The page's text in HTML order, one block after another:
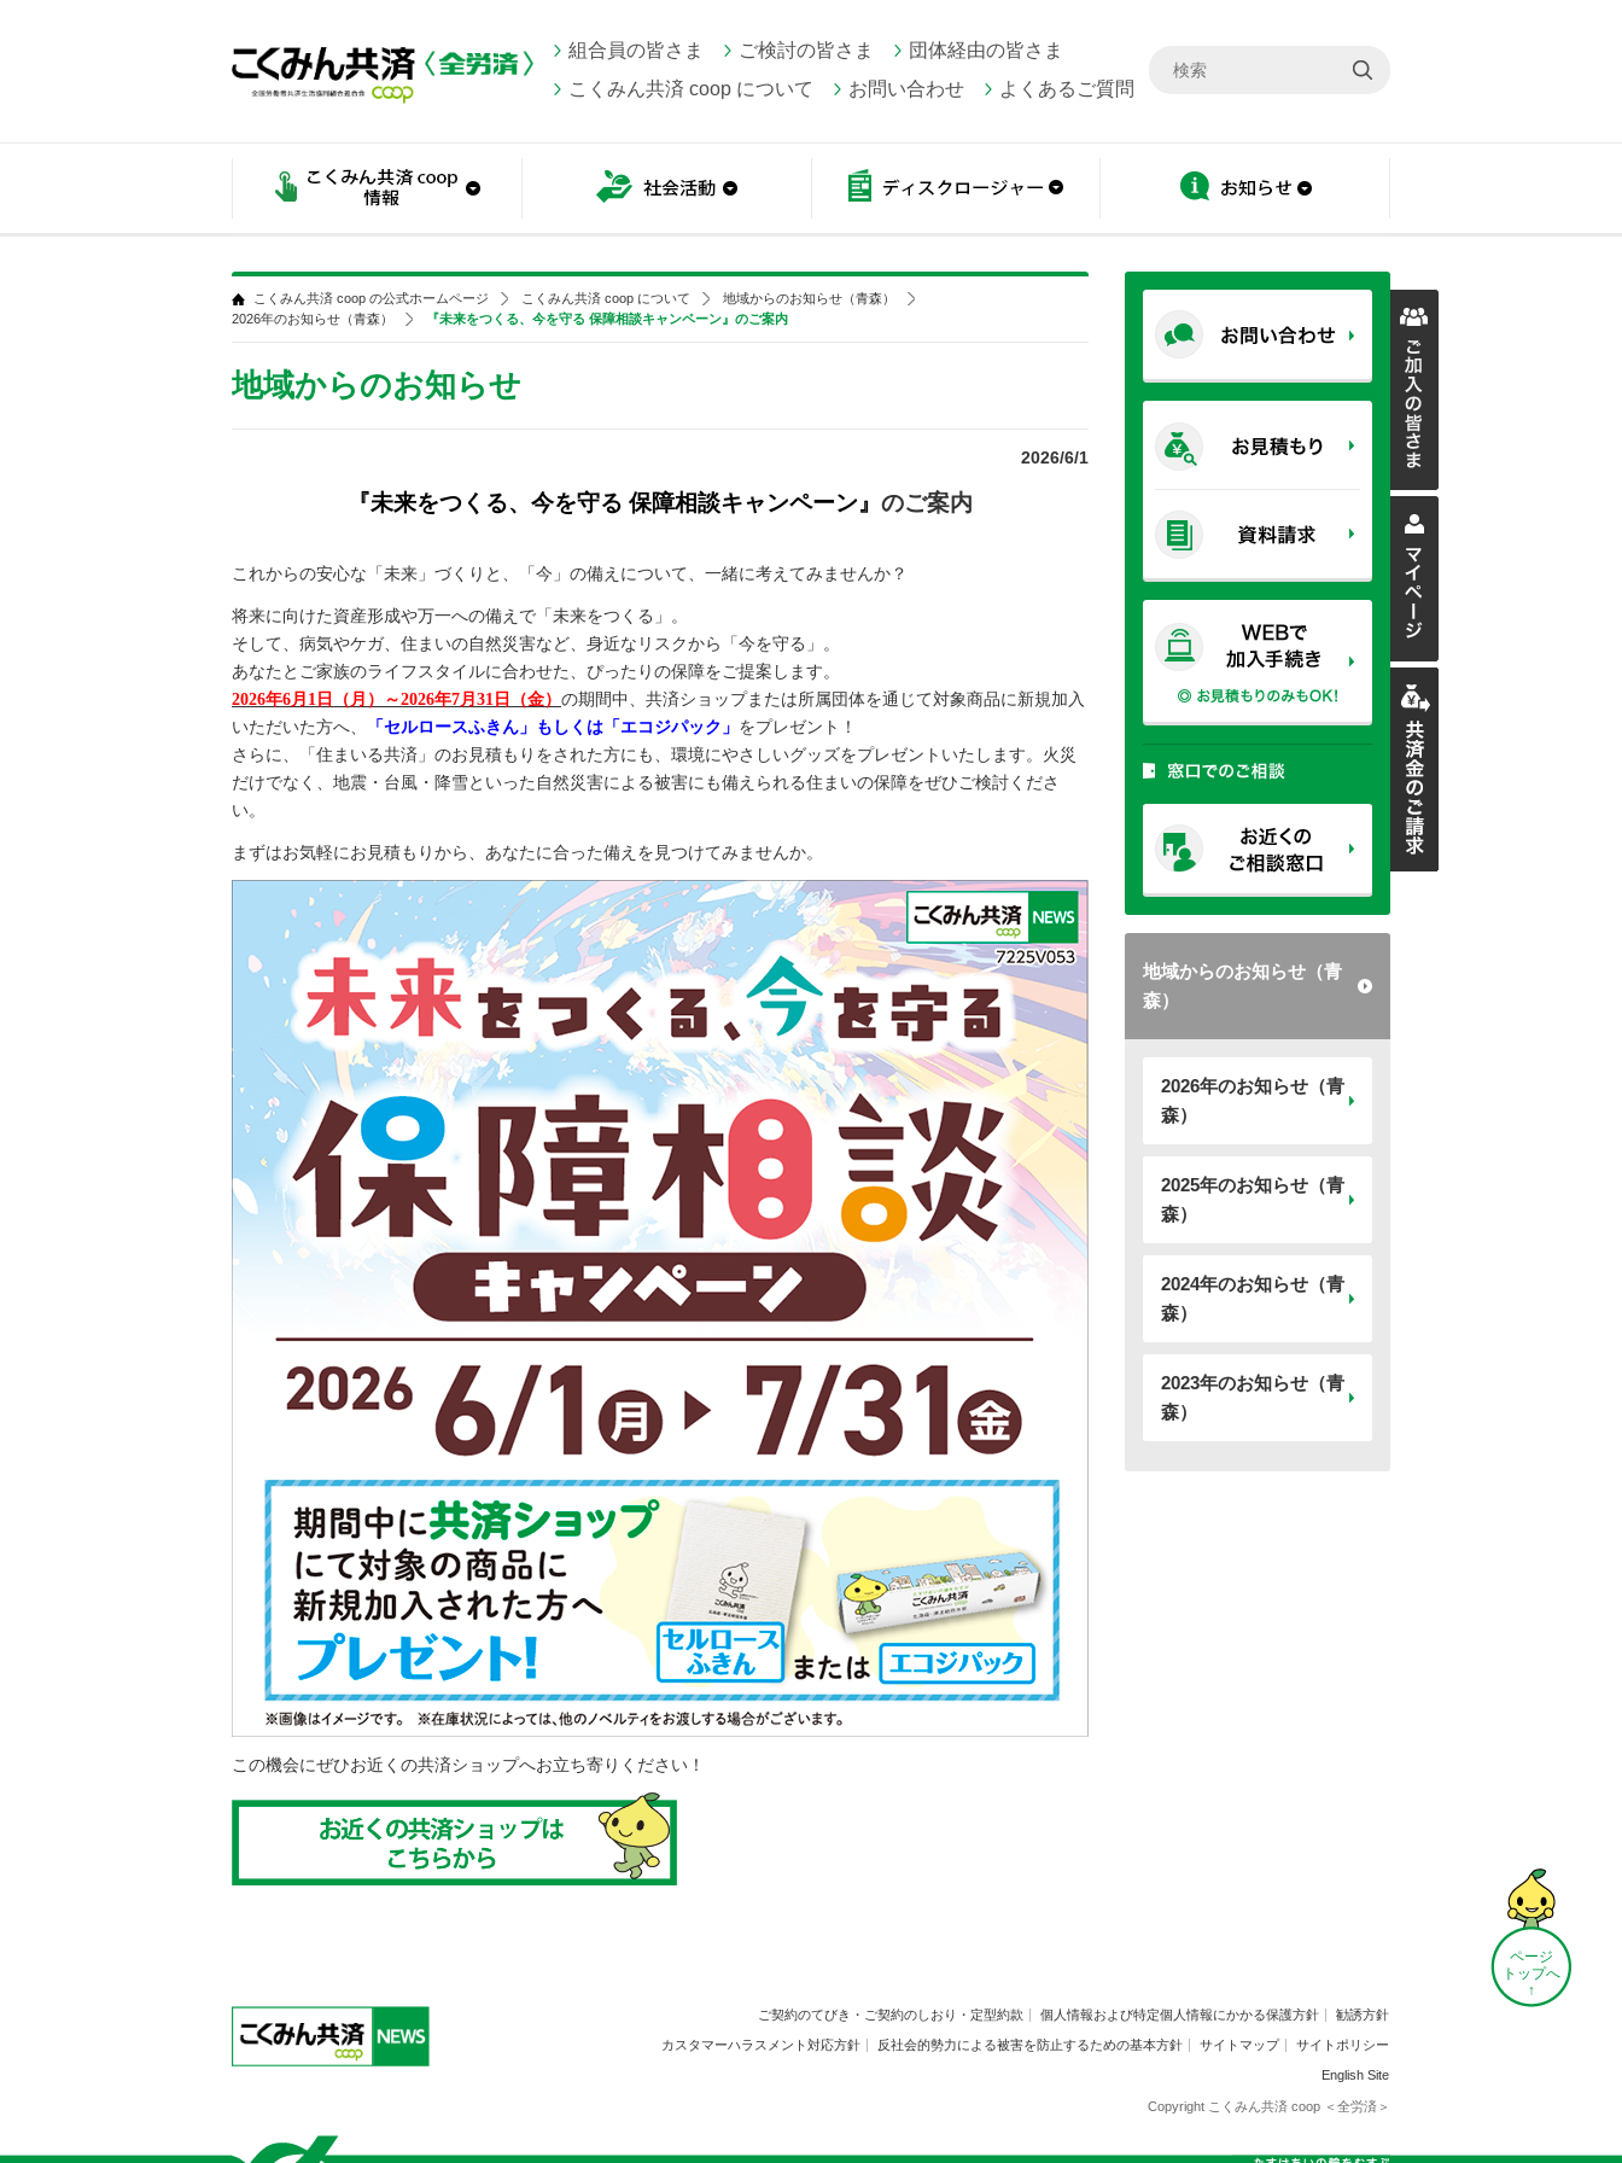
組合員の皆さま ご検討の皆さま
団体経由の皆さま
こくみん共済 coop について
お問い合わせ よくあるご質問
地域からのお知らせ（青
森）
2026年のお知らせ（青
森）
2025年のお知らせ（青
森）
2024年のお知らせ（青
森）
2023年のお知らせ（青
森）
こくみん共済 coop の公式ホームページ こくみん共済 coop について
地域からのお知らせ（青森）
2026年のお知らせ（青森）
『未来をつくる、今を守る 保障相談キャンペーン』のご案内
地域からのお知らせ
2026/6/1
『未来をつくる、今を守る 保障相談キャンペーン』 のご案内
これからの安心な「未来」づくりと、「今」の備えについて、一緒に考えてみませんか？
将来に向けた資産形成や万一への備えで「未来をつくる」。
そして、病気やケガ、住まいの自然災害など、身近なリスクから「今を守る」。
あなたとご家族のライフスタイルに合わせた、ぴったりの保障をご提案します。
2026年6月 1 日（月）～2026年7月 31 日（金） の期間中、共済ショップまたは所属団体を通じて対象商品に新規加入
いただいた方へ、
「セルロースふきん」もしくは「エコジパック」 をプレゼント！
さらに、「住まいる共済」のお見積もりをされた方にも、環境にやさしいグッズをプレゼントいたします。火災
だけでなく、地震・台風・降雪といった自然災害による被害にも備えられる住まいの保障をぜひご検討くださ
い。
まずはお気軽にお見積もりから、あなたに合った備えを見つけてみませんか。
この機会にぜひお近くの共済ショップへお立ち寄りください！
ページ
トップへ
↑
ご契約のてびき・ご契約のしおり・定型約款 個人情報および特定個人情報にかかる保護方針 勧誘方針
カスタマーハラスメント対応方針 反社会的勢力による被害を防止するための基本方針 サイトマップ サイトポリシー
English Site
Copyright こくみん共済 coop ＜全労済＞